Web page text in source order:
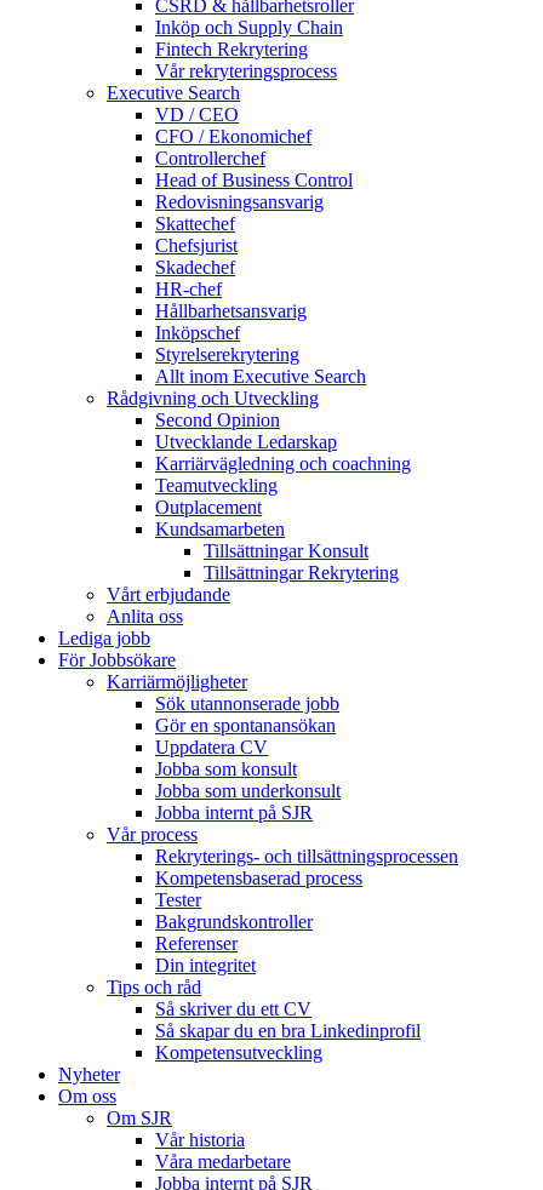
CSRD & hållbarhetsroller
Inköp och Supply Chain
Fintech Rekrytering
Vår rekryteringsprocess
Executive Search
VD / CEO
CFO / Ekonomichef
Controllerchef
Head of Business Control
Redovisningsansvarig
Skattechef
Chefsjurist
Skadechef
HR-chef
Hållbarhetsansvarig
Inköpschef
Styrelserekrytering
Allt inom Executive Search
Rådgivning och Utveckling
Second Opinion
Utvecklande Ledarskap
Karriärvägledning och coachning
Teamutveckling
Outplacement
Kundsamarbeten
Tillsättningar Konsult
Tillsättningar Rekrytering
Vårt erbjudande
Anlita oss
Lediga jobb
För Jobbsökare
Karriärmöjligheter
Sök utannonserade jobb
Gör en spontanansökan
Uppdatera CV
Jobba som konsult
Jobba som underkonsult
Jobba internt på SJR
Vår process
Rekryterings- och tillsättningsprocessen
Kompetensbaserad process
Tester
Bakgrundskontroller
Referenser
Din integritet
Tips och råd
Så skriver du ett CV
Så skapar du en bra Linkedinprofil
Kompetensutveckling
Nyheter
Om oss
Om SJR
Vår historia
Våra medarbetare
Jobba internt på SJR